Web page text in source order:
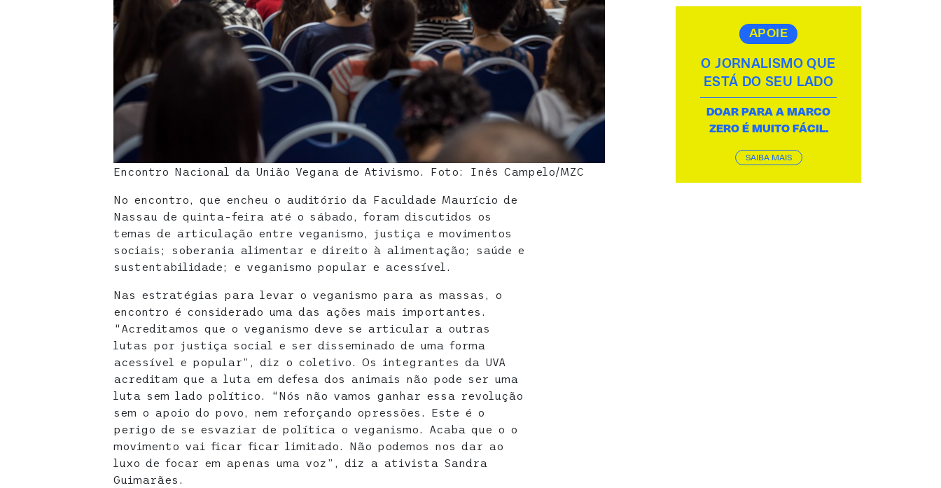
Encontro Nacional da União Vegana de Ativismo. Foto: Inês Campelo/MZC
No encontro, que encheu o auditório da Faculdade Maurício de
Nassau de quinta-feira até o sábado, foram discutidos os
temas de articulação entre veganismo, justiça e movimentos
sociais; soberania alimentar e direito à alimentação; saúde e
sustentabilidade; e veganismo popular e acessível.
Nas estratégias para levar o veganismo para as massas, o
encontro é considerado uma das ações mais importantes.
“Acreditamos que o veganismo deve se articular a outras
lutas por justiça social e ser disseminado de uma forma
acessível e popular”, diz o coletivo. Os integrantes da UVA
acreditam que a luta em defesa dos animais não pode ser uma
luta sem lado político. “Nós não vamos ganhar essa revolução
sem o apoio do povo, nem reforçando opressões. Este é o
perigo de se esvaziar de política o veganismo. Acaba que o o
movimento vai ficar ficar limitado. Não podemos nos dar ao
luxo de focar em apenas uma voz”, diz a ativista Sandra
Guimarães.
APOIE
O JORNALISMO QUE
ESTÁ DO SEU LADO
DOAR PARA A MARCO
ZERO É MUITO FÁCIL.
SAIBA MAIS